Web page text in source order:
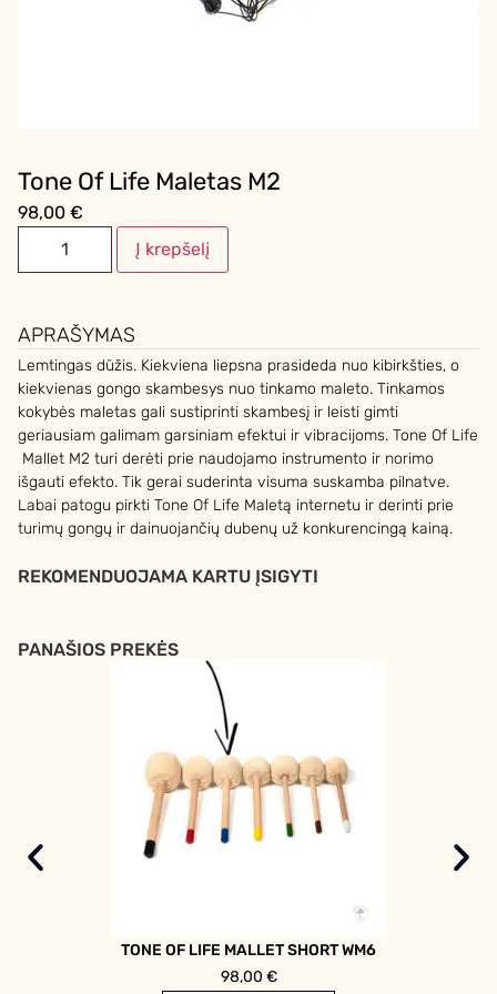
Tone Of Life Maletas M2
98,00 €
Į krepšelį
APRAŠYMAS
Lemtingas dūžis. Kiekviena liepsna prasideda nuo kibirkšties, o
kiekvienas gongo skambesys nuo tinkamo maleto. Tinkamos
kokybės maletas gali sustiprinti skambesį ir leisti gimti
geriausiam galimam garsiniam efektui ir vibracijoms. Tone Of Life
Mallet M2 turi derėti prie naudojamo instrumento ir norimo
išgauti efekto. Tik gerai suderinta visuma suskamba pilnatve.
Labai patogu pirkti Tone Of Life Maletą internetu ir derinti prie
turimų gongų ir dainuojančių dubenų už konkurencingą kainą.
REKOMENDUOJAMA KARTU ĮSIGYTI
PANAŠIOS PREKĖS
TONE OF LIFE MALLET SHORT WM6
98,00 €